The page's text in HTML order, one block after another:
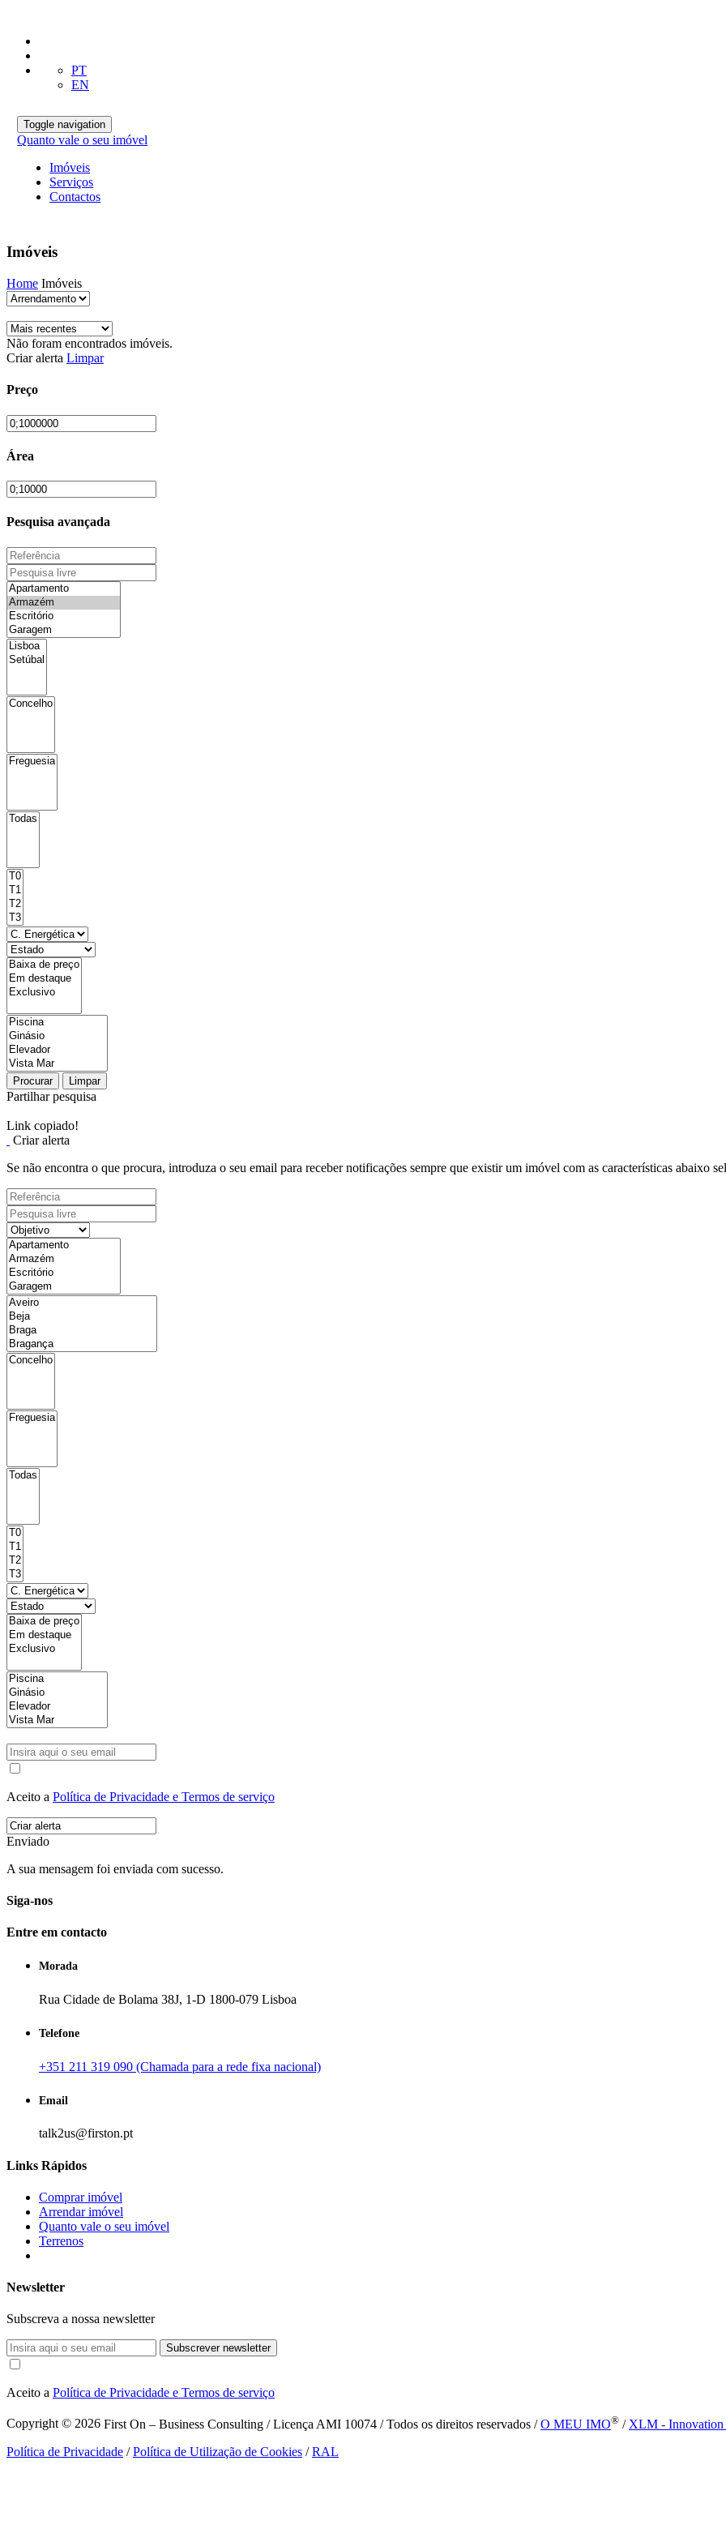
PT
EN
Toggle navigation
Quanto vale o seu imóvel
Imóveis
Serviços
Contactos
Imóveis
Home Imóveis
Não foram encontrados imóveis.
Criar alerta Limpar
Preço
Área
Pesquisa avançada
Procurar Limpar
Partilhar pesquisa
Link copiado!
Criar alerta
Se não encontra o que procura, introduza o seu email para receber notificações sempre que existir um imóvel com as características abaixo
Aceito a Política de Privacidade e Termos de serviço
Enviado
A sua mensagem foi enviada com sucesso.
Siga-nos
Entre em contacto
Morada
Rua Cidade de Bolama 38J, 1-D 1800-079 Lisboa
Telefone
+351 211 319 090 (Chamada para a rede fixa nacional)
Email
talk2us@firston.pt
Links Rápidos
Comprar imóvel
Arrendar imóvel
Quanto vale o seu imóvel
Terrenos
Newsletter
Subscreva a nossa newsletter
Subscrever newsletter
Aceito a Política de Privacidade e Termos de serviço
Copyright © 2026 First On – Business Consulting / Licença AMI 10074 / Todos os direitos reservados /O MEU IMO® / XLM -
Política de Privacidade /Política de Utilização de Cookies /RAL